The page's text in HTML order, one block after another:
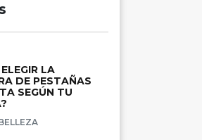
LA
DE PESTAÑAS
SEGÚN TU